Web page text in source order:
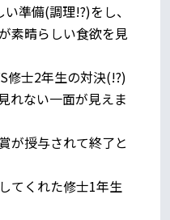
準備(調理!?)をし、
素晴らしい食欲を見
修士2年生の対決(!?)
れない一面が見えま
が授与されて終了と
てくれた修士1年生